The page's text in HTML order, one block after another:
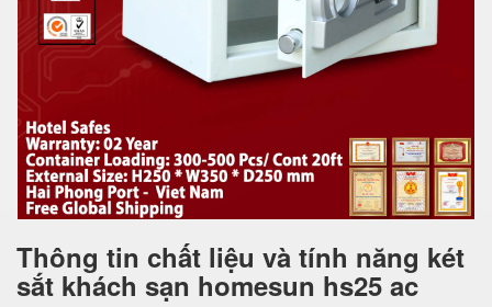
Thông tin chất liệu và tính năng két
sắt khách sạn homesun hs25 ac